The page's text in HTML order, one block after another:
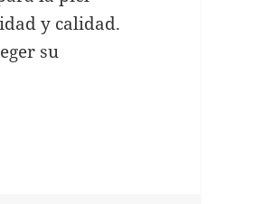
y calidad.
su